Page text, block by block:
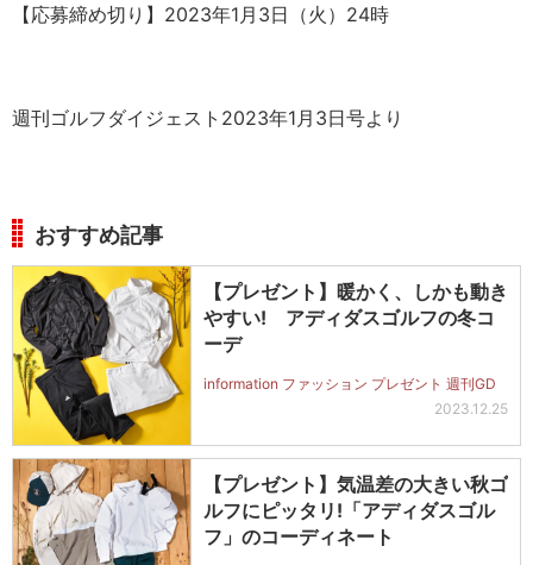
【応募締め切り】2023年1月3日（火）24時
週刊ゴルフダイジェスト2023年1月3日号より
おすすめ記事
【プレゼント】暖かく、しかも動き
やすい! アディダスゴルフの冬コ
ーデ
information ファッション プレゼント 週刊GD
2023.12.25
【プレゼント】気温差の大きい秋ゴ
ルフにピッタリ!「アディダスゴル
フ」のコーディネート